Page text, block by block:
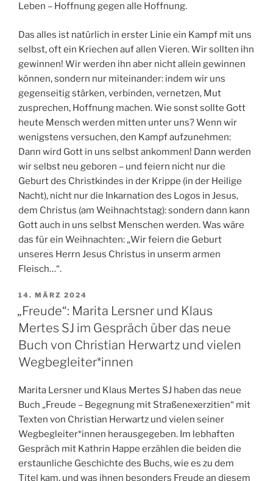
Leben – Hoffnung gegen alle Hoffnung.
Das alles ist natürlich in erster Linie ein Kampf mit uns
selbst, oft ein Kriechen auf allen Vieren. Wir sollten ihn
gewinnen! Wir werden ihn aber nicht allein gewinnen
können, sondern nur miteinander: indem wir uns
gegenseitig stärken, verbinden, vernetzen, Mut
zusprechen, Hoffnung machen. Wie sonst sollte Gott
heute Mensch werden mitten unter uns? Wenn wir
wenigstens versuchen, den Kampf aufzunehmen:
Dann wird Gott in uns selbst ankommen! Dann werden
wir selbst neu geboren – und feiern nicht nur die
Geburt des Christkindes in der Krippe (in der Heilige
Nacht), nicht nur die Inkarnation des Logos in Jesus,
dem Christus (am Weihnachtstag): sondern dann kann
Gott auch in uns selbst Menschen werden. Was wäre
das für ein Weihnachten: „Wir feiern die Geburt
unseres Herrn Jesus Christus in unserm armen
Fleisch…“.
VERÖFFENTLICHT
AM
14. MÄRZ 2024
„Freude“: Marita Lersner und Klaus
Mertes SJ im Gespräch über das neue
Buch von Christian Herwartz und vielen
Wegbegleiter*innen
Marita Lersner und Klaus Mertes SJ haben das neue
Buch „Freude – Begegnung mit Straßenexerzitien“ mit
Texten von Christian Herwartz und vielen seiner
Wegbegleiter*innen herausgegeben. Im lebhaften
Gespräch mit Kathrin Happe erzählen die beiden die
erstaunliche Geschichte des Buchs, wie es zu dem
Titel kam, und was ihnen besonders Freude an diesem